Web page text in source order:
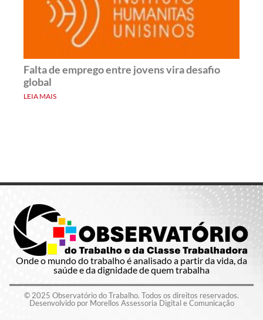
Falta de emprego entre jovens vira desafio
global
LEIA MAIS
Onde o mundo do trabalho é analisado a partir da vida, da
saúde e da dignidade de quem trabalha
© 2025 Observatório do Trabalho. Todos os direitos reservados.
Desenvolvido por Morellos Assessoria Digital e Comunicação